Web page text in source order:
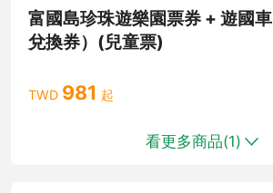
富國島珍珠遊樂園票券 + 遊國
兌換券）(兒童票)
TWD 981 起
看更多商品(1)